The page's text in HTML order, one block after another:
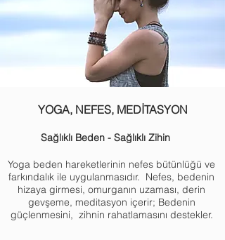
YOGA, NEFES, MEDİTASYON
Sağlıklı Beden - Sağlıklı Zihin
Yoga beden hareketlerinin nefes bütünlüğü ve
farkındalık ile uygulanmasıdır. ​ Nefes, bedenin
hizaya girmesi, omurganın uzaması, derin
gevşeme, meditasyon içerir; Bedenin
güçlenmesini, zihnin rahatlamasını destekler.